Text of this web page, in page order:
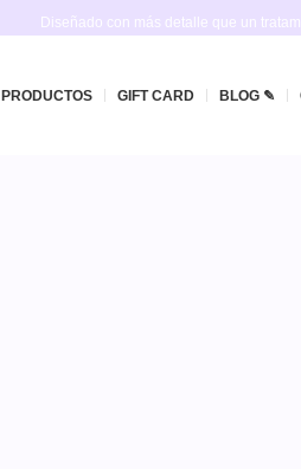
Diseñado con más detalle que un
PRODUCTOS GIFT CARD BLOG ✎